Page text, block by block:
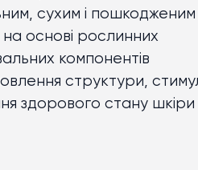
сухим і пошкодженим
основі рослинних
компонентів
структури,
здорового стану шкіри